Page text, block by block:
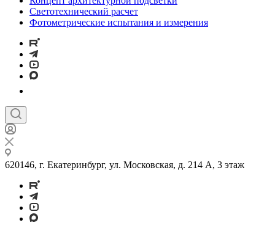
Светотехнический расчет
Фотометрические испытания и измерения
620146, г. Екатеринбург, ул. Московская, д. 214 А, 3 этаж